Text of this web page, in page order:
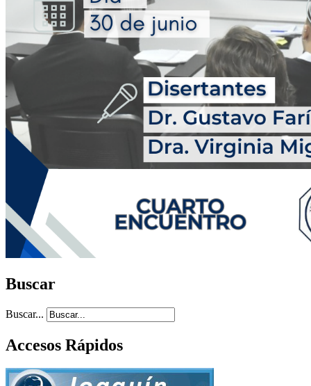
Buscar
Buscar...
Accesos Rápidos